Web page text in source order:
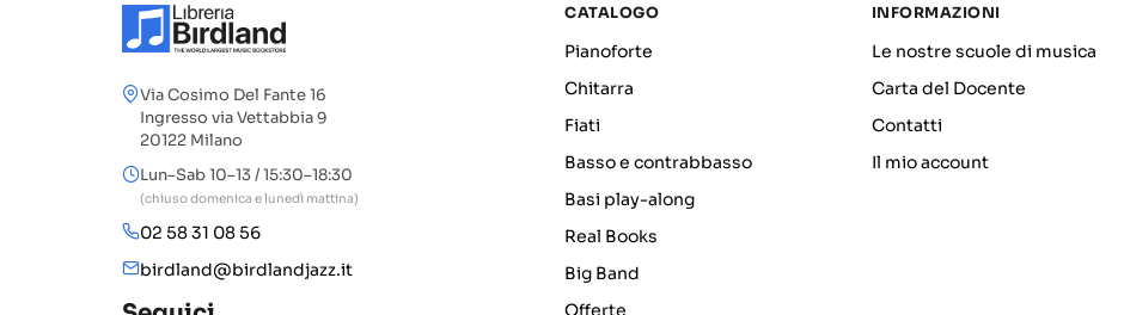
Via Cosimo Del Fante 16
Ingresso via Vettabbia 9
20122 Milano
Lun–Sab 10–13 / 15:30–18:30
(chiuso domenica e lunedì mattina)
02 58 31 08 56
birdland@birdlandjazz.it
CATALOGO
Pianoforte
Chitarra
Fiati
Basso e contrabbasso
Basi play-along
Real Books
Big Band
Offerte
INFORMAZIONI
Le nostre scuole di musica
Carta del Docente
Contatti
Il mio account